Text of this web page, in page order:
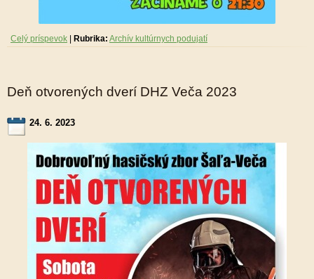
Celý príspevok Rubrika: Archív kultúrnych podujatí
Deň otvorených dverí DHZ Veča 2023
24. 6. 2023